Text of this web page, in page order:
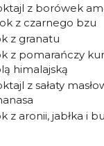
z borówek
z czarnego bzu
z granatu
z pomarańczy
himalajską
z sałaty
z aronii, jabłka i